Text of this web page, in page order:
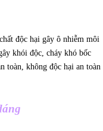
độc hại gây ô nhiễm môi
khói độc, cháy khó bốc
toàn, không độc hại an toàn